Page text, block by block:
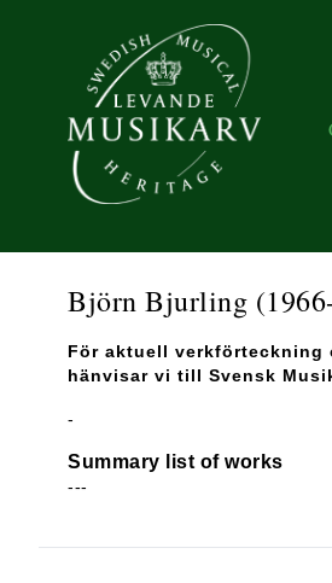
Björn Bjurling
För aktuell verkförteckning
hänvisar vi till Svensk
-
Summary list of works
---